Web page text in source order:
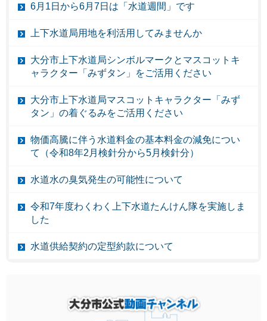
6月1日から6月7日は「水道週間」です
上下水道局用地を利活用してみませんか
大分市上下水道局シンボルマークとマスコットキ
ャラクター「みずタン」をご活用ください
大分市上下水道局マスコットキャラクター「みず
タン」の着ぐるみをご活用ください
物価高騰に伴う水道料金の基本料金の減免につい
て（令和8年2月検針分から5月検針分）
水道水の臭気発生の可能性について
令和7年度わくわく上下水道たんけん隊を実施しま
した
水道供給契約の定型約款について